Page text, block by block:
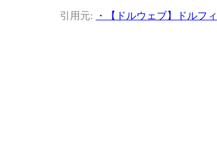
引用元: ・【ドルウェブ】ドルフ